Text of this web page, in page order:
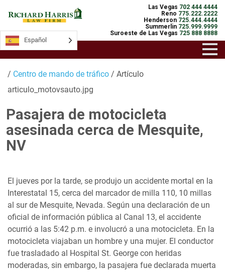
Las Vegas 702 444 4444
Reno 775.222.2222
Henderson 725.444.4444
Summerlin 725.999.9999
Suroeste de Las Vegas 725 888 8888
/ Centro de mando de tráfico / Artículo
articulo_motovsauto.jpg
Pasajera de motocicleta
asesinada cerca de Mesquite,
NV
El jueves por la tarde, se produjo un accidente mortal en la
Interestatal 15, cerca del marcador de milla 110, 10 millas
al sur de Mesquite, Nevada. Según una declaración de un
oficial de información pública al Canal 13, el accidente
ocurrió a las 5:42 p.m. e involucró a una motocicleta. En la
motocicleta viajaban un hombre y una mujer. El conductor
fue trasladado al Hospital St. George con heridas
moderadas, sin embargo, la pasajera fue declarada muerta
Español